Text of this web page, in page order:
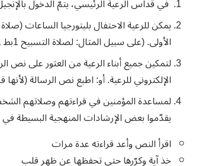
في قداس الرعية الرئيسي، يتمّ الدخول
يمكن للرعية الاحتفال بليتورجيا الساعات
الأولى. (على سبيل المثال: لصلاة التسبيح 1بط 1، 22-23؛ 2، 4-5 – لصلاة الغروب 1بط 3، 8-9؛ 3، 13-16)
لتمكين جميع أبناء الرعية من العثور على نص
الإلكتروني للرعية. أو: اطبع نص الرسالة
لمساعدة المؤمنين في قراءتهم وصلاتهم
يقدّموا بعض الإرشادات المنهجية
اقرأ النص وأعد قراءته عدة مرات
خذ آية وكرّرها حتى تحفظها عن ظهر قلب